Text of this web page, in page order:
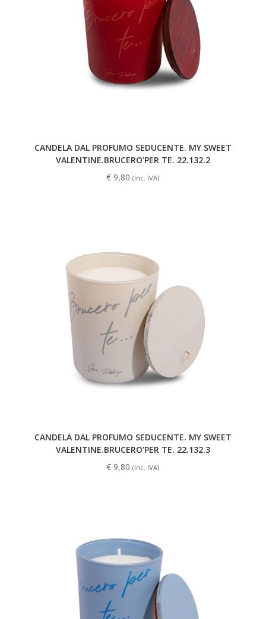
CANDELA DAL PROFUMO SEDUCENTE. MY SWEET
VALENTINE.BRUCERO’PER TE. 22.132.2
€ 9,80 (Inc. IVA)
CANDELA DAL PROFUMO SEDUCENTE. MY SWEET
VALENTINE.BRUCERO’PER TE. 22.132.3
€ 9,80 (Inc. IVA)